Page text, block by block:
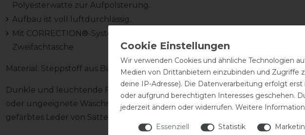
Polyesterwatte zur Aufpolsterung.
Aufbau ist voll luftdurchlässig.
Mit CORRECTION®-System bestellbar, wahlweise mit einer Einfach- oder
Zweifachtasche
Material: Steppstoff aus Baumwolle-/Polyester-Gemisch
Dunkle und leuchtende Fellfarben können unter Umständen durch den
oder ungeeignete Waschmittel auf das Pferdehaar und andere Materialien
gefärbtes Leder von Sätteln etc. können Verfärbungen hinterlassen.
Wir verwenden Cookies und ähnliche Technologien
Medien von Drittanbietern einzubinden und Zugriffe
deine IP-Adresse). Die Datenverarbeitung erfolgt
oder aufgrund berechtigten Interesses geschehen.
jederzeit ändern oder widerrufen. Weitere
Essenziell Statistik